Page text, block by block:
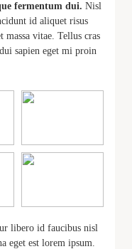
fermentum dui. Nisl
id aliquet risus
vitae. Tellus cras
sapien eget mi proin
libero id faucibus nisl
eget est lorem ipsum.